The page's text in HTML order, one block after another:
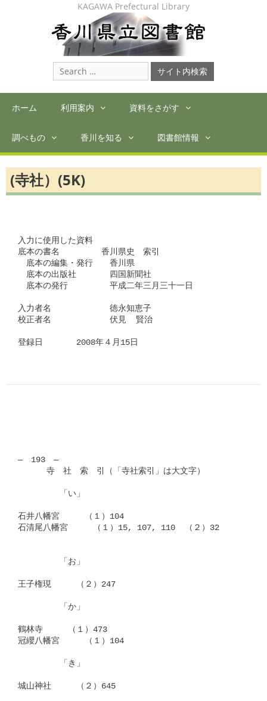
KAGAWA Prefectural Library
Search
for:
ホーム 利用案内 資料をさがす
調べもの 香川を知る 図書館情報
(寺社）(5K)
入力に使用した資料
底本の書名　　　　　香川県史　索引
底本の編集・発行　　香川県
底本の出版社　　　　四国新聞社
底本の発行　　　　　平成二年三月三十一日
入力者名　　　　　　　徳永知恵子
校正者名　　　　　　　伏見  賢治
登録日　　　　2008年４月15日
―　193　―
      寺　社　索　引（「寺社索引」は大文字）
「い」
石井八幡宮　　　（１）104
石清尾八幡宮　　　（１）15, 107, 110  （２）32
「お」
王子権現　　　（２）247
「か」
鶴林寺　　　（１）473
冠纓八幡宮　　　（１）104
「き」
城山神社　　　（２）645